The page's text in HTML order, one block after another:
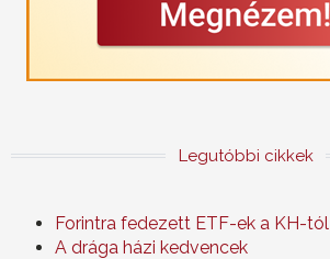
Legutóbbi cikkek
Forintra fedezett ETF-ek a KH-tól
A drága házi kedvencek